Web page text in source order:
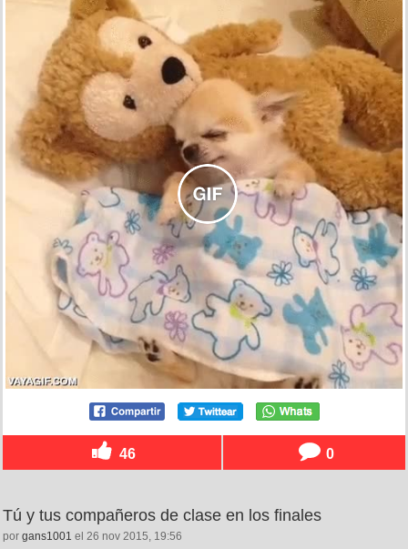
46 0
Tú y tus compañeros de clase en los finales
por gans1001 el 26 nov 2015, 19:56